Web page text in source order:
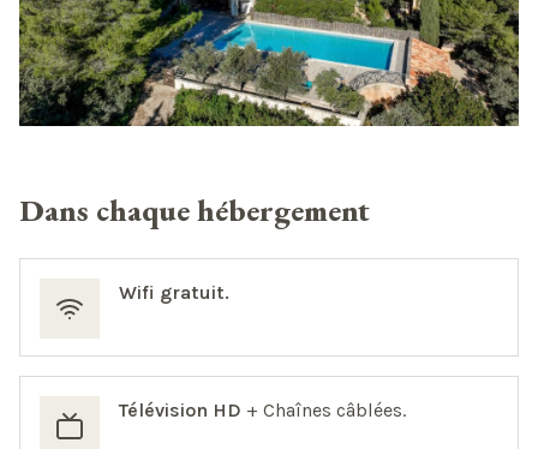
Dans chaque hébergement
Wifi gratuit.
Télévision HD + Chaînes câblées.